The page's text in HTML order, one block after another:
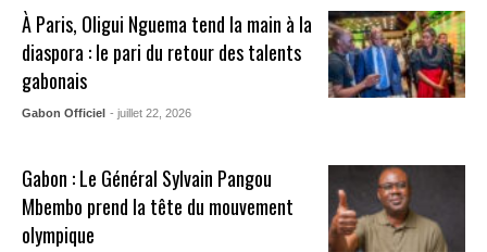
À Paris, Oligui Nguema tend la main à la
diaspora : le pari du retour des talents
gabonais
Gabon Officiel - juillet 22, 2026
Gabon : Le Général Sylvain Pangou
Mbembo prend la tête du mouvement
olympique